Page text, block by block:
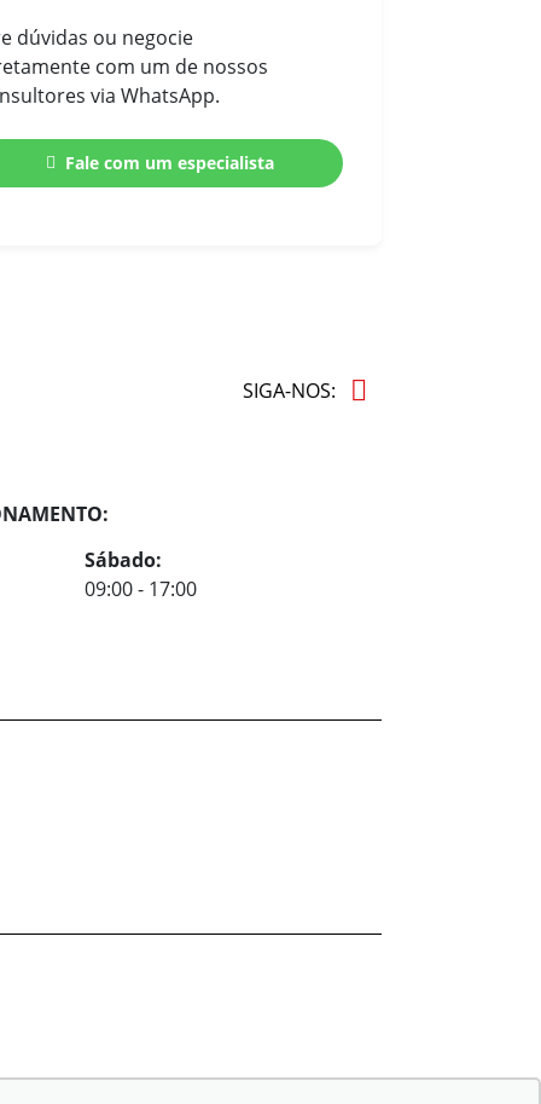
dúvidas ou negocie
com um de nossos
via WhatsApp.
Fale com um especialista
SIGA-NOS:
Sábado:
09:00 - 17:00